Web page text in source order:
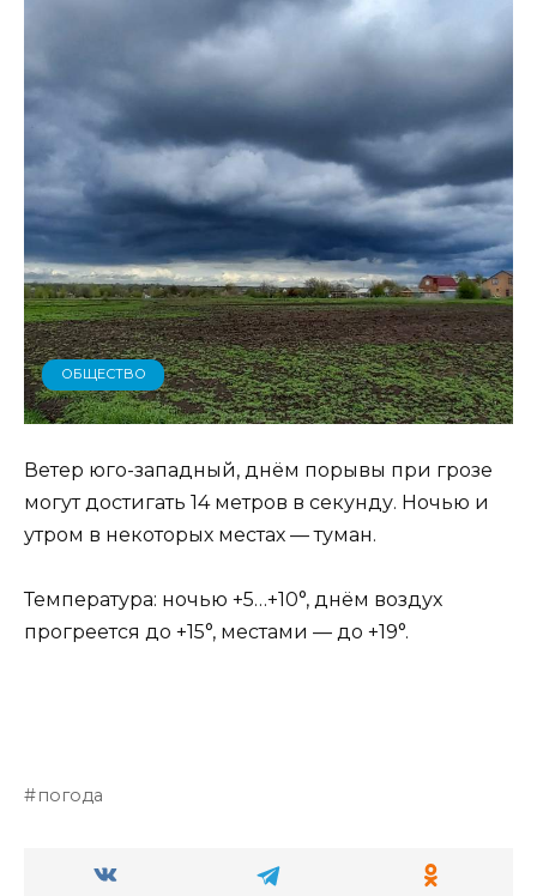
ОБЩЕСТВО
Ветер юго-западный, днём порывы при грозе
могут достигать 14 метров в секунду. Ночью и
утром в некоторых местах — туман.
Температура: ночью +5…+10°, днём воздух
прогреется до +15°, местами — до +19°.
погода